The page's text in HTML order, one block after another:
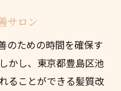
サロン
のための時間を確保す
かし、東京都豊島区池
ることができる髪質改